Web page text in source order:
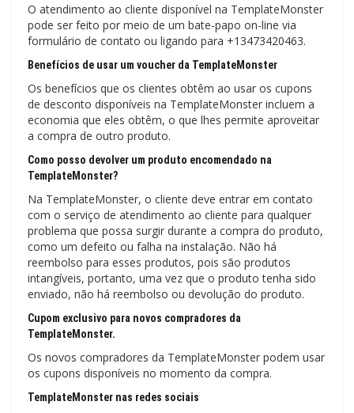
O atendimento ao cliente disponível na TemplateMonster
pode ser feito por meio de um bate-papo on-line via
formulário de contato ou ligando para +13473420463.
Benefícios de usar um voucher da TemplateMonster
Os benefícios que os clientes obtêm ao usar os cupons
de desconto disponíveis na TemplateMonster incluem a
economia que eles obtêm, o que lhes permite aproveitar
a compra de outro produto.
Como posso devolver um produto encomendado na
TemplateMonster?
Na TemplateMonster, o cliente deve entrar em contato
com o serviço de atendimento ao cliente para qualquer
problema que possa surgir durante a compra do produto,
como um defeito ou falha na instalação. Não há
reembolso para esses produtos, pois são produtos
intangíveis, portanto, uma vez que o produto tenha sido
enviado, não há reembolso ou devolução do produto.
Cupom exclusivo para novos compradores da
TemplateMonster.
Os novos compradores da TemplateMonster podem usar
os cupons disponíveis no momento da compra.
TemplateMonster nas redes sociais